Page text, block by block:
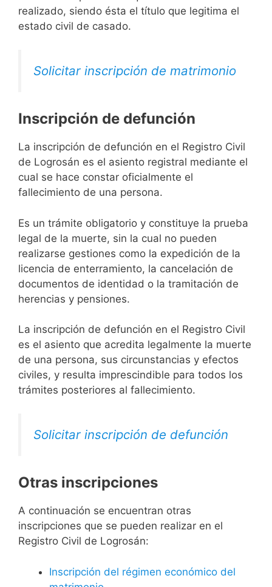
realizado, siendo ésta el título que legitima el
estado civil de casado.
Solicitar inscripción de matrimonio
Inscripción de defunción
La inscripción de defunción en el Registro Civil
de Logrosán es el asiento registral mediante el
cual se hace constar oficialmente el
fallecimiento de una persona.
Es un trámite obligatorio y constituye la prueba
legal de la muerte, sin la cual no pueden
realizarse gestiones como la expedición de la
licencia de enterramiento, la cancelación de
documentos de identidad o la tramitación de
herencias y pensiones.
La inscripción de defunción en el Registro Civil
es el asiento que acredita legalmente la muerte
de una persona, sus circunstancias y efectos
civiles, y resulta imprescindible para todos los
trámites posteriores al fallecimiento.
Solicitar inscripción de defunción
Otras inscripciones
A continuación se encuentran otras
inscripciones que se pueden realizar en el
Registro Civil de Logrosán:
Inscripción del régimen económico del